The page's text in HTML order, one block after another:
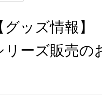
グッズ情報
リーズ販売の